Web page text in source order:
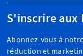
S'inscrire aux
Abonnez-vous à
réduction et